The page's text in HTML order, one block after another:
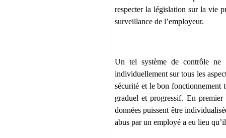
respecter la législation sur la vie
surveillance de l’employeur.
Un tel système de contrôle ne
individuellement sur tous les
sécurité et le bon fonctionnement
graduel et progressif. En premier
données puissent être
abus par un employé a eu lieu